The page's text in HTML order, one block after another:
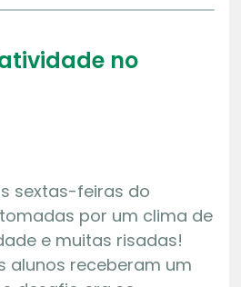
no
sextas-feiras do
por um clima de
e muitas risadas!
alunos receberam um